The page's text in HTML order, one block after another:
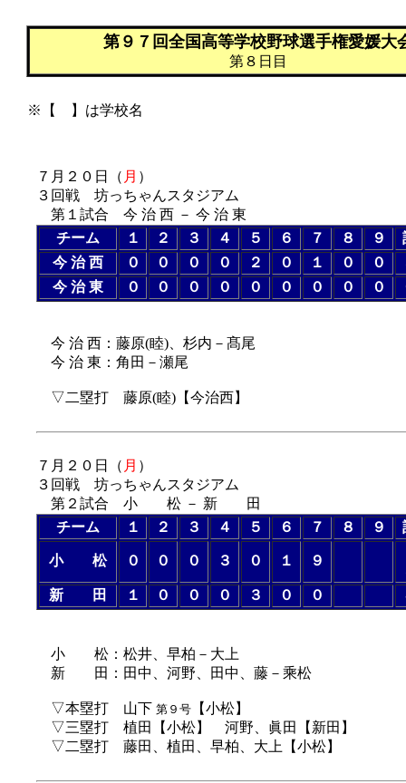
第９７回全国高等学校野球選手権愛媛大
第８日目
※【 】は学校名
７月２０日（ 月 ）
３回戦 坊っちゃんスタジアム
第１試合 今 治 西 － 今 治 東
チーム
１ ２ ３ ４ ５ ６ ７ ８ ９
今 治 西
０ ０ ０ ０ ２ ０ １ ０ ０
今 治 東
０ ０ ０ ０ ０ ０ ０ ０ ０
今 治 西：藤原(睦)、杉内－髙尾
今 治 東：角田－瀬尾
▽二塁打 藤原(睦)【今治西】
７月２０日（ 月 ）
３回戦 坊っちゃんスタジアム
第２試合 小 松 － 新 田
チーム
１ ２ ３ ４ ５ ６ ７ ８ ９
小 松 ０ ０ ０ ３ ０ １ ９
新 田
１ ０ ０ ０ ３ ０ ０
小 松：松井、早柏－大上
新 田：田中、河野、田中、藤－乘松
▽本塁打 山下 第９号 【小松】
▽三塁打 植田【小松】 河野、眞田【新田】
▽二塁打 藤田、植田、早柏、大上【小松】